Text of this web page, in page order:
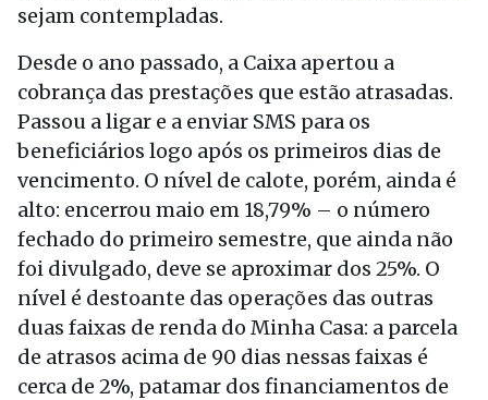
sejam contempladas.
Desde o ano passado, a Caixa apertou a
cobrança das prestações que estão atrasadas.
Passou a ligar e a enviar SMS para os
beneficiários logo após os primeiros dias de
vencimento. O nível de calote, porém, ainda é
alto: encerrou maio em 18,79% – o número
fechado do primeiro semestre, que ainda não
foi divulgado, deve se aproximar dos 25%. O
nível é destoante das operações das outras
duas faixas de renda do Minha Casa: a parcela
de atrasos acima de 90 dias nessas faixas é
cerca de 2%, patamar dos financiamentos de